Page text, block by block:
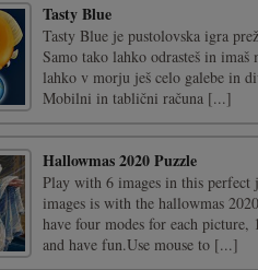
Tasty Blue
Tasty Blue je pustolovska igra
Samo tako lahko odrasteš in
lahko v morju ješ celo galebe in
Mobilni in tablični računa [...]
Hallowmas 2020 Puzzle
Play with 6 images in this perfect
images is with the hallowmas
have four modes for each picture,
and have fun.Use mouse to [...]